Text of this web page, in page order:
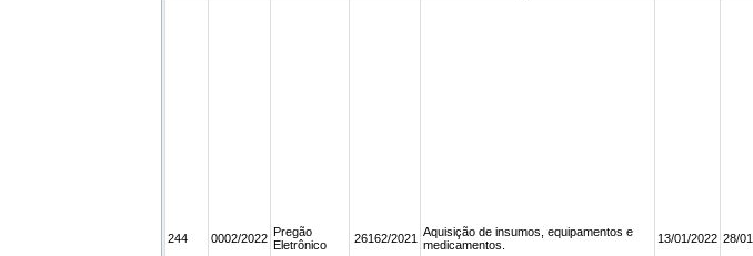
244 0002/2022 Pregão
Eletrônico
26162/2021 Aquisição de insumos, equipamentos e
medicamentos.
13/01/2022 28/